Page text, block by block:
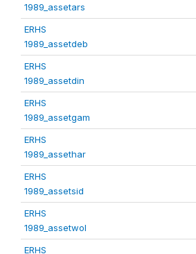
1989_assetars
ERHS
1989_assetdeb
ERHS
1989_assetdin
ERHS
1989_assetgam
ERHS
1989_assethar
ERHS
1989_assetsid
ERHS
1989_assetwol
ERHS